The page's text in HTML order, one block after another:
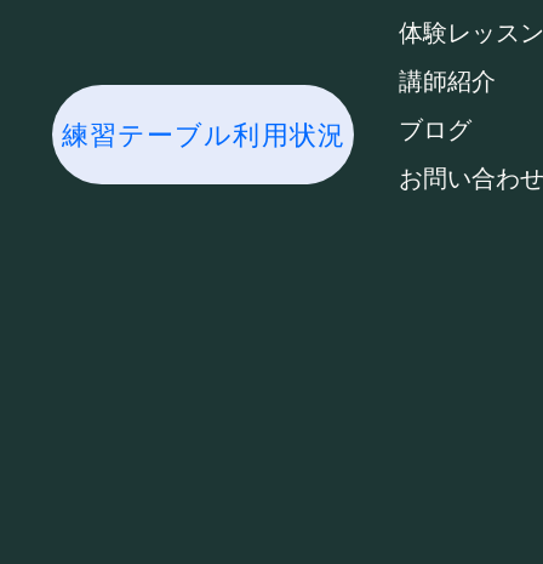
練習テーブル利用状況
体験レッスン
講師紹介
ブログ
お問い合わせ